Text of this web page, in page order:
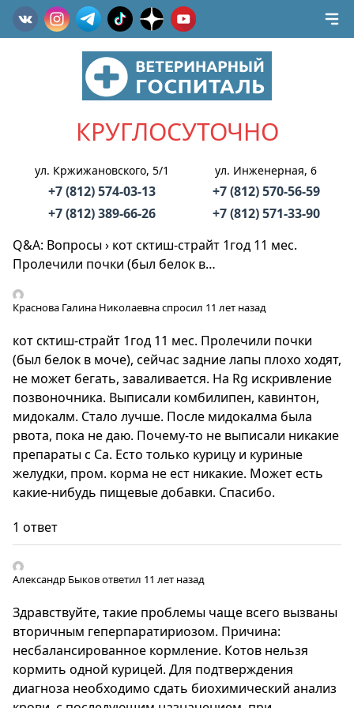
КРУГЛОСУТОЧНО
ул. Кржижановского, 5/1
+7 (812) 574-03-13
+7 (812) 389-66-26
ул. Инженерная, 6
+7 (812) 570-56-59
+7 (812) 571-33-90
Q&A: Вопросы› кот сктиш-страйт 1год 11 мес.
Пролечили почки (был белок в…
Краснова Галина Николаевнаспросил 11 лет назад
кот сктиш-страйт 1год 11 мес. Пролечили почки
(был белок в моче), сейчас задние лапы плохо ходят,
не может бегать, заваливается. На Rg искривление
позвоночника. Выписали комбилипен, кавинтон,
мидокалм. Стало лучше. После мидокалма была
рвота, пока не даю. Почему-то не выписали никакие
препараты с Са. Есто только курицу и куриные
желудки, пром. корма не ест никакие. Может есть
какие-нибудь пищевые добавки. Спасибо.
1 ответ
Александр Быковответил 11 лет назад
Здравствуйте, такие проблемы чаще всего вызваны
вторичным геперпаратириозом. Причина:
несбалансированное кормление. Котов нельзя
кормить одной курицей. Для подтверждения
диагноза необходимо сдать биохимический анализ